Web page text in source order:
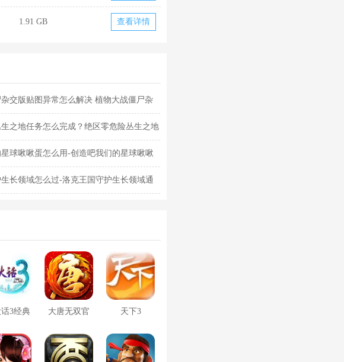
1.91 GB 查看详情
交版贴图异常怎么解决 植物大战僵尸杂
程
之地任务怎么完成？绝区零危险丛生之地
球啾啾蛋怎么用-创造吧我们的星球啾啾
长领域怎么过-洛克王国守护生长领域通
3经典 大唐无双官 天下3